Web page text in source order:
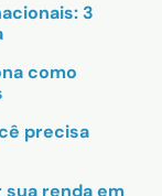
3
como
precisa
renda em